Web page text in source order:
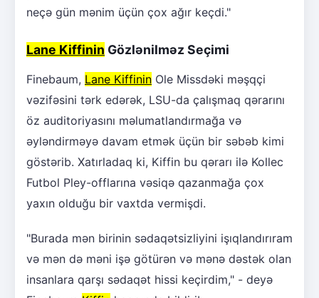
neçə gün mənim üçün çox ağır keçdi."
Lane Kiffinin Gözlənilməz Seçimi
Finebaum, Lane Kiffinin Ole Missdəki məşqçi
vəzifəsini tərk edərək, LSU-da çalışmaq qərarını
öz auditoriyasını məlumatlandırmağa və
əyləndirməyə davam etmək üçün bir səbəb kimi
göstərib. Xatırladaq ki, Kiffin bu qərarı ilə Kollec
Futbol Pley-offlarına vəsiqə qazanmağa çox
yaxın olduğu bir vaxtda vermişdi.
"Burada mən birinin sədaqətsizliyini işıqlandırıram
və mən də məni işə götürən və mənə dəstək olan
insanlara qarşı sədaqət hissi keçirdim," - deyə